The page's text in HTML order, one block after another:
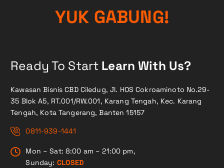
YUK GABUNG!
Ready To Start Learn With Us?
Kawasan Bisnis CBD Ciledug, Jl. HOS Cokroaminoto No.29-
35 Blok A5, RT.001/RW.001, Karang Tengah, Kec. Karang
Tengah, Kota Tangerang, Banten 15157
0811-939-1441
Mon – Sat: 8:00 am – 21:00 pm,
Sunday: CLOSED